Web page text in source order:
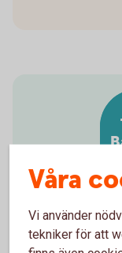
Våra
Vi använder
tekniker för att